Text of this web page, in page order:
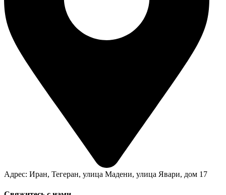
Адрес: Иран, Тегеран, улица Мадени, улица Явари, дом 17